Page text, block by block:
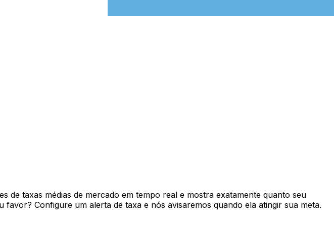
de taxas médias de mercado em tempo real e mostra exatamente quanto seu
Configure um alerta de taxa e nós avisaremos quando ela atingir sua meta.